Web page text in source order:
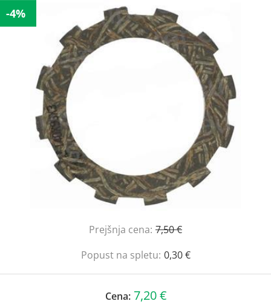
-4%
Prejšnja cena: 7,50 €
Popust na spletu: 0,30 €
Cena: 7,20 €